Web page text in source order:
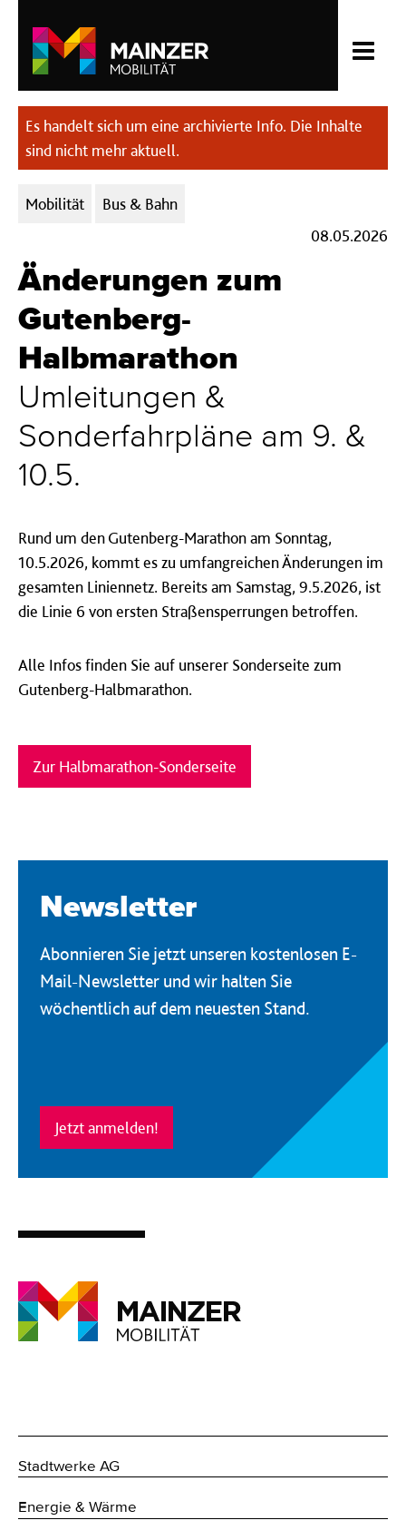
Es handelt sich um eine archivierte Info. Die Inhalte
sind nicht mehr aktuell.
Kategorien:
Mobilität
Bus & Bahn
08.05.2026
Änderungen zum
Gutenberg-
Halbmarathon
Umleitungen &
Sonderfahrpläne am 9. &
10.5.
Rund um den Gutenberg-Marathon am Sonntag,
10.5.2026, kommt es zu umfangreichen Änderungen im
gesamten Liniennetz. Bereits am Samstag, 9.5.2026, ist
die Linie 6 von ersten Straßensperrungen betroffen.
Alle Infos finden Sie auf unserer Sonderseite zum
Gutenberg-Halbmarathon.
Zur Halbmarathon-Sonderseite
Newsletter
Abonnieren Sie jetzt unseren kostenlosen E-
Mail-Newsletter und wir halten Sie
wöchentlich auf dem neuesten Stand.
Jetzt anmelden!
Stadtwerke AG
Energie & Wärme